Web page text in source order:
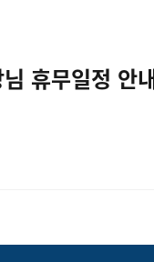
휴무일정 안내